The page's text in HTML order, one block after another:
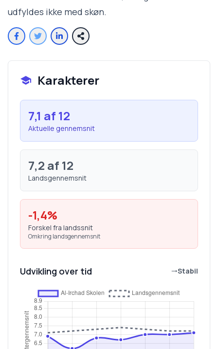
udfyldes ikke med skøn.
Karakterer
7,1 af 12
Aktuelle gennemsnit
7,2 af 12
Landsgennemsnit
-1,4%
Forskel fra landssnit
Omkring landsgennemsnit
Udvikling over tid Stabil